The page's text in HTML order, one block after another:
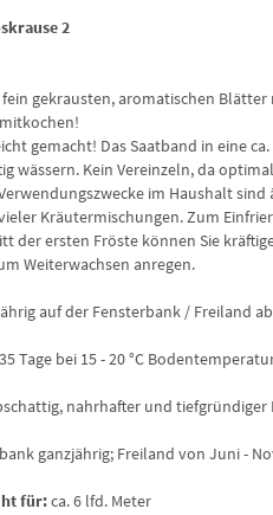
2
fein gekrausten, aromatischen
gemacht! Das Saatband in eine
wässern. Kein Vereinzeln, da
im Haushalt
Kräutermischungen. Zum
der ersten Fröste können Sie
Weiterwachsen anregen.
auf der Fensterbank / Freiland
Tage bei 15 - 20 °C
nahrhafter und tiefgründiger
ganzjährig; Freiland von Juni -
für:ca. 6 lfd. Meter